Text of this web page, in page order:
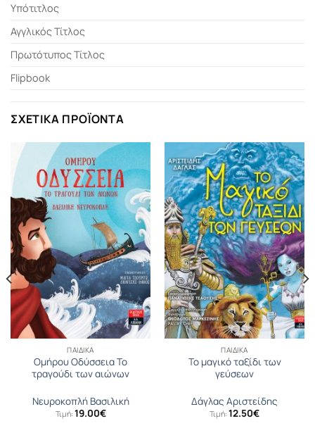
Υπότιτλος
Αγγλικός Τίτλος
Πρωτότυπος Τίτλος
Flipbook
ΣΧΕΤΙΚΆ ΠΡΟΪΌΝΤΑ
ΠΑΙΔΙΚΆ
Ομήρου Οδύσσεια Το
τραγούδι των αιώνων
Νευροκοπλή Βασιλική
Τιμή: 19.00€
ΠΑΙΔΙΚΆ
Το μαγικό ταξίδι των
γεύσεων
Δάγλας Αριστείδης
Τιμή: 12.50€